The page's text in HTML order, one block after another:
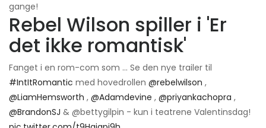
gange!
Rebel Wilson spiller i 'Er
det ikke romantisk'
Fanget i en rom-com som ... Se den nye trailer til
#IntItRomantic med hovedrollen @rebelwilson ,
@LiamHemsworth , @Adamdevine , @priyankachopra ,
@BrandonSJ & @bettygilpin - kun i teatrene Valentinsdag!